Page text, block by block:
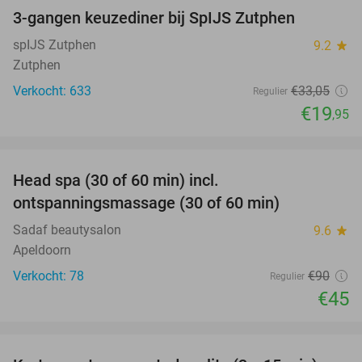
3-gangen keuzediner bij SpIJS Zutphen
spIJS Zutphen 9.2 star
Zutphen
Verkocht: 633
Regulier €33,05
€19,95
Head spa (30 of 60 min) incl.
ontspanningsmassage (30 of 60 min)
Sadaf beautysalon 9.6 star
Apeldoorn
Verkocht: 78
Regulier €90
€45